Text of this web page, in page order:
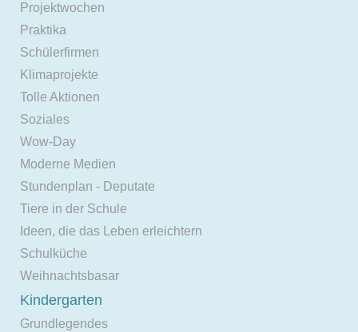
Projektwochen
Praktika
Schülerfirmen
Klimaprojekte
Tolle Aktionen
Soziales
Wow-Day
Moderne Medien
Stundenplan - Deputate
Tiere in der Schule
Ideen, die das Leben erleichtern
Schulküche
Weihnachtsbasar
Kindergarten
Grundlegendes